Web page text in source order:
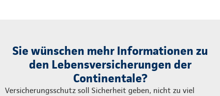
Sie wünschen mehr Informationen zu
den Lebensversicherungen der
Continentale?
Versicherungsschutz soll Sicherheit geben, nicht zu viel